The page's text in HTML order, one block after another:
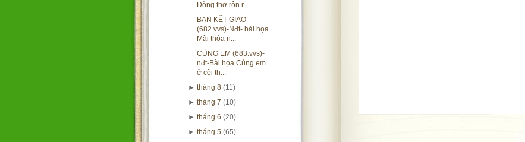
Dòng thơ rộn r...
BẠN KẾT GIAO
(682.vvs)-Nđt- bài họa
Mãi thỏa n...
CÙNG EM (683.vvs)-
nđt-Bài họa Cùng em
ở cõi th...
► tháng 8 (11)
► tháng 7 (10)
► tháng 6 (20)
► tháng 5 (65)